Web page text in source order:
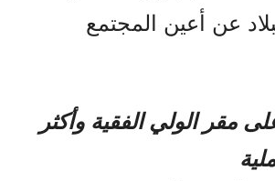
عن أعين المجتمع
مقر الولي الفقیة وأكثر